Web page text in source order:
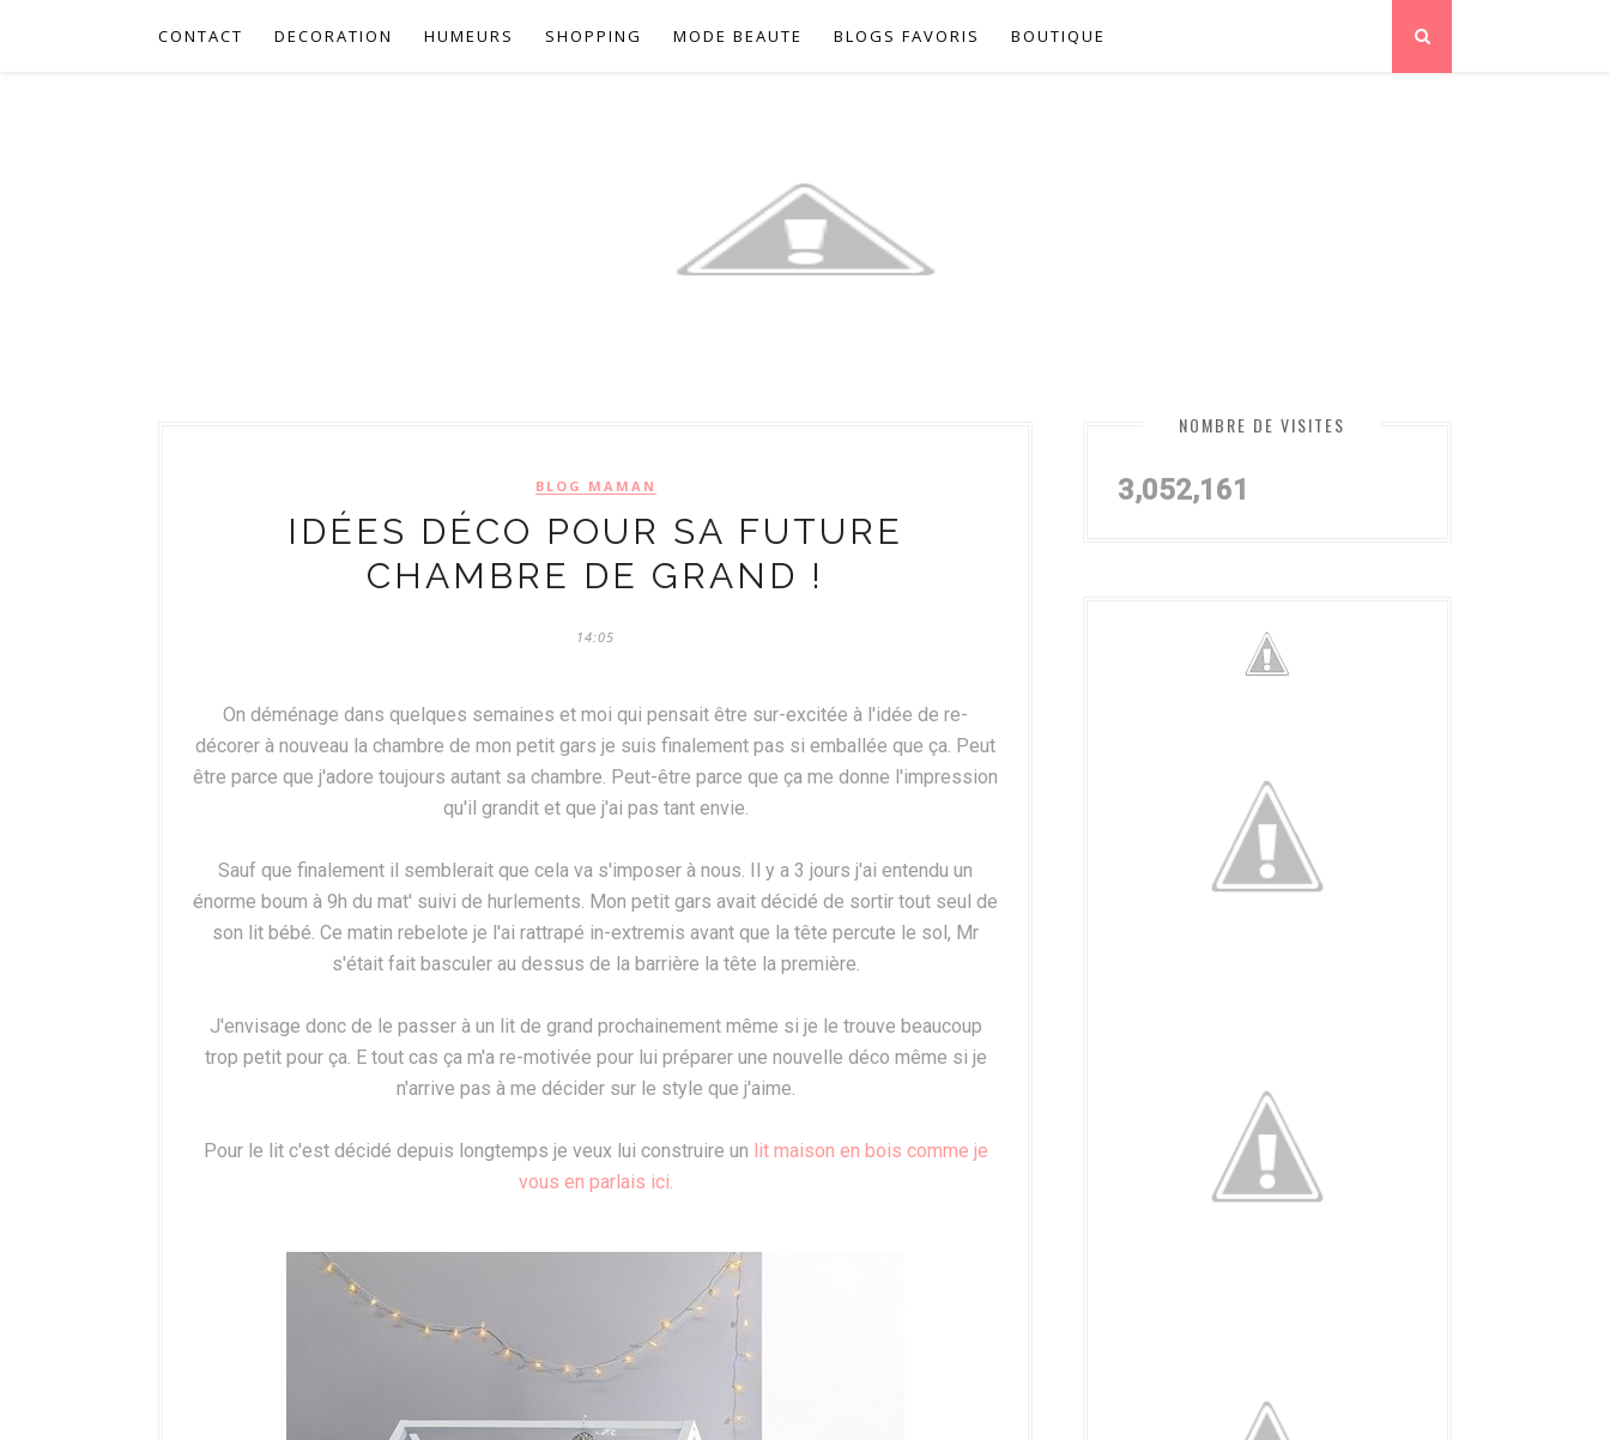
CONTACT DECORATION HUMEURS SHOPPING MODE BEAUTE BLOGS FAVORIS BOUTIQUE
BLOG MAMAN
IDÉES DÉCO POUR SA FUTURE
CHAMBRE DE GRAND !
14:05
On déménage dans quelques semaines et moi qui pensait être sur-excitée à l'idée de re-
décorer à nouveau la chambre de mon petit gars je suis finalement pas si emballée que ça. Peut
être parce que j'adore toujours autant sa chambre. Peut-être parce que ça me donne l'impression
qu'il grandit et que j'ai pas tant envie.
Sauf que finalement il semblerait que cela va s'imposer à nous. Il y a 3 jours j'ai entendu un
énorme boum à 9h du mat' suivi de hurlements. Mon petit gars avait décidé de sortir tout seul de
son lit bébé. Ce matin rebelote je l'ai rattrapé in-extremis avant que la tête percute le sol, Mr
s'était fait basculer au dessus de la barrière la tête la première.
J'envisage donc de le passer à un lit de grand prochainement même si je le trouve beaucoup
trop petit pour ça. E tout cas ça m'a re-motivée pour lui préparer une nouvelle déco même si je
n'arrive pas à me décider sur le style que j'aime.
Pour le lit c'est décidé depuis longtemps je veux lui construire un lit maison en bois comme je
vous en parlais ici.
NOMBRE DE VISITES
3,052,161